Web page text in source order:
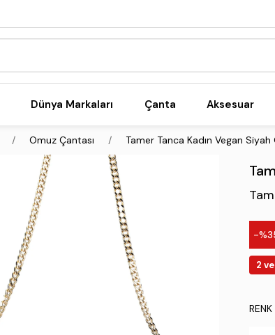
Dünya Markaları Çanta Aksesuar
Omuz Çantası Tamer Tanca Kadın Vegan
2
RENK